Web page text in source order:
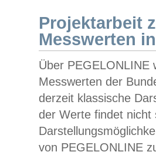
Projektarbeit
Messwerten
Über PEGELONLINE
Messwerten der
derzeit klassische
der Werte findet
von PEGELONLINE